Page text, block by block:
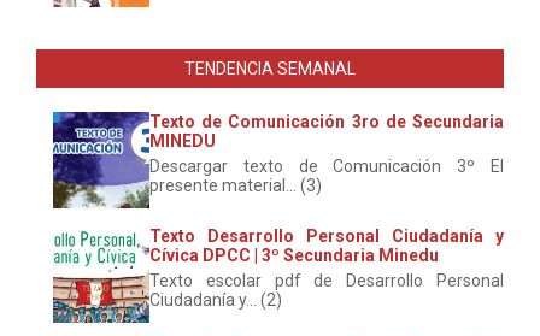
TENDENCIA SEMANAL
Texto de Comunicación 3ro de Secundaria
MINEDU
Descargar texto de Comunicación 3º El
presente material... (3)
Texto Desarrollo Personal Ciudadanía y
Cívica DPCC | 3º Secundaria Minedu
Texto escolar pdf de Desarrollo Personal
Ciudadanía y... (2)